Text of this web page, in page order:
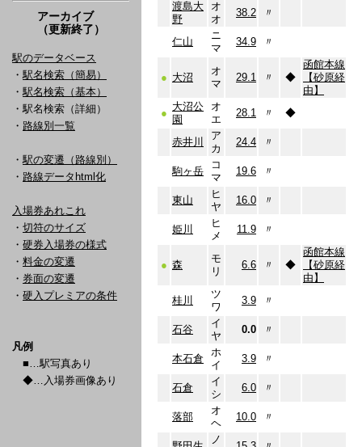
アーカイブ
（更新終了）
駅のデータベース
・ 駅名検索（簡易）
・ 駅名検索（基本）
・駅名検索（詳細）
・ 路線別一覧
・ 駅の変遷（路線別）
・ 路線データhtml化
入場券あれこれ
・ 切符のサイズ
・ 硬券入場券の様式
・ 料金の変遷
・ 券面の変遷
・ 硬入プレミアの条件
凡例
■…駅写真あり
◆…入場券画像あり
渡島大
野
オ
オ
38.2 〃
仁山
ニ
マ
34.9 〃
● 大沼
オ
マ
29.1 〃 ◆
函館本線
【砂原経
由】
●
大沼公
園
オ
エ
28.1 〃 ◆
赤井川
ア
カ
24.4 〃
駒ヶ岳
コ
マ
19.6 〃
東山
ヒ
ヤ
16.0 〃
姫川
ヒ
メ
11.9 〃
● 森
モ
リ
6.6 〃 ◆
函館本線
【砂原経
由】
桂川
ツ
ワ
3.9 〃
石谷
イ
ヤ
0.0 〃
本石倉
ホ
イ
3.9 〃
石倉
イ
シ
6.0 〃
落部
オ
ヘ
10.0 〃
ノ